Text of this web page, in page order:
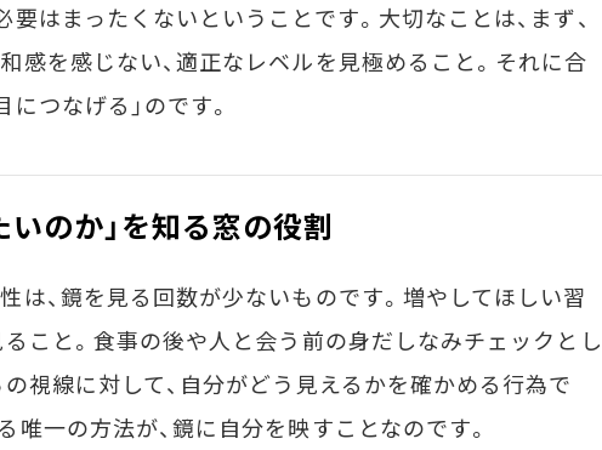
要はまったくないということです。大切なことは、まず、
感を感じない、適正なレベルを見極めること。それに合
つなげる」のです。
いのか」を知る窓の役割
は、鏡を見る回数が少ないものです。増やしてほしい習
こと。食事の後や人と会う前の身だしなみチェックとし
の視線に対して、自分がどう見えるかを確かめる行為で
唯一の方法が、鏡に自分を映すことなのです。